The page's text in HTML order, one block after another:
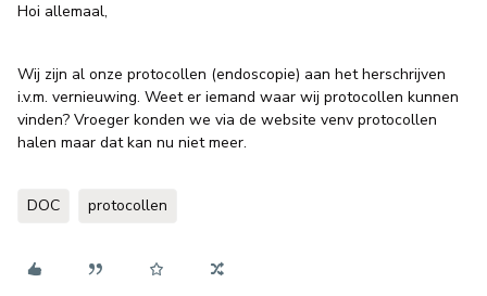
Hoi allemaal,
Wij zijn al onze protocollen (endoscopie) aan het herschrijven
i.v.m. vernieuwing. Weet er iemand waar wij protocollen kunnen
vinden? Vroeger konden we via de website venv protocollen
halen maar dat kan nu niet meer.
DOC protocollen